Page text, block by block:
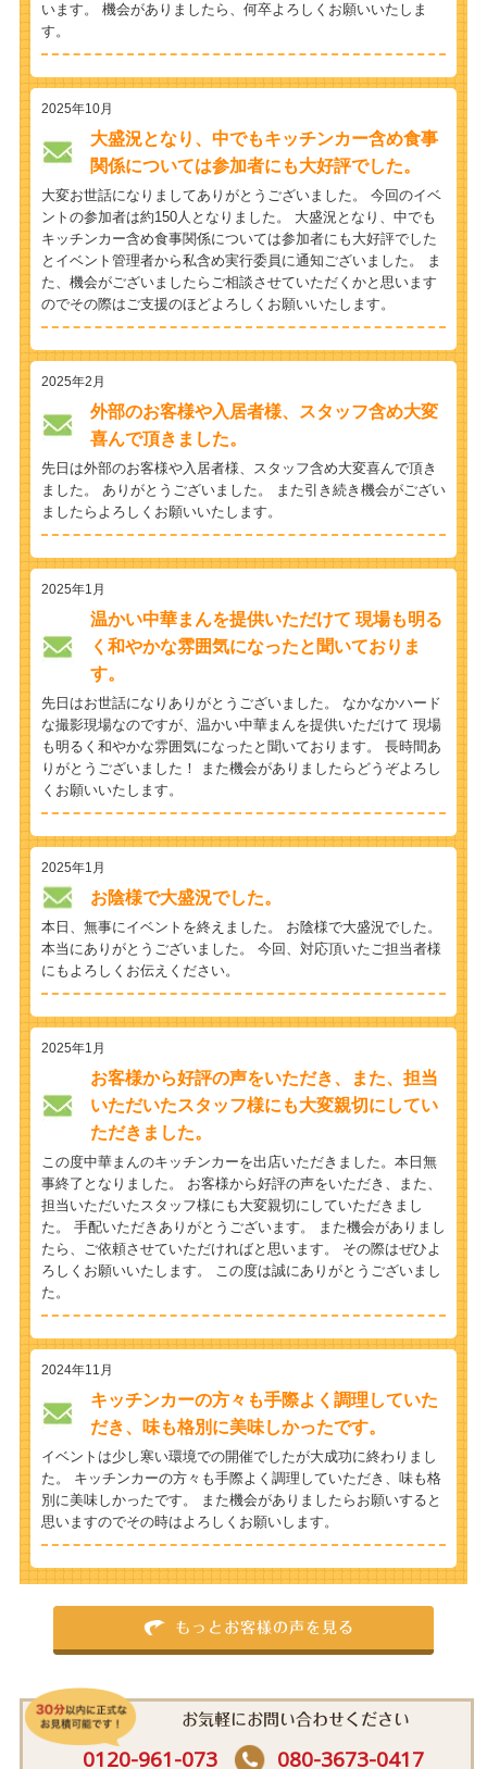
います。 機会がありましたら、何卒よろしくお願いいたしま
す。
2025年10月
大盛況となり、中でもキッチンカー含め食事
関係については参加者にも大好評でした。
大変お世話になりましてありがとうございました。 今回のイベ
ントの参加者は約150人となりました。 大盛況となり、中でも
キッチンカー含め食事関係については参加者にも大好評でした
とイベント管理者から私含め実行委員に通知ございました。 ま
た、機会がございましたらご相談させていただくかと思います
のでその際はご支援のほどよろしくお願いいたします。
2025年2月
外部のお客様や入居者様、スタッフ含め大変
喜んで頂きました。
先日は外部のお客様や入居者様、スタッフ含め大変喜んで頂き
ました。 ありがとうございました。 また引き続き機会がござい
ましたらよろしくお願いいたします。
2025年1月
温かい中華まんを提供いただけて 現場も明る
く和やかな雰囲気になったと聞いておりま
す。
先日はお世話になりありがとうございました。 なかなかハード
な撮影現場なのですが、温かい中華まんを提供いただけて 現場
も明るく和やかな雰囲気になったと聞いております。 長時間あ
りがとうございました！ また機会がありましたらどうぞよろし
くお願いいたします。
2025年1月
お陰様で大盛況でした。
本日、無事にイベントを終えました。 お陰様で大盛況でした。
本当にありがとうございました。 今回、対応頂いたご担当者様
にもよろしくお伝えください。
2025年1月
お客様から好評の声をいただき、また、担当
いただいたスタッフ様にも大変親切にしてい
ただきました。
この度中華まんのキッチンカーを出店いただきました。本日無
事終了となりました。 お客様から好評の声をいただき、また、
担当いただいたスタッフ様にも大変親切にしていただきまし
た。 手配いただきありがとうございます。 また機会がありまし
たら、ご依頼させていただければと思います。 その際はぜひよ
ろしくお願いいたします。 この度は誠にありがとうございまし
た。
2024年11月
キッチンカーの方々も手際よく調理していた
だき、味も格別に美味しかったです。
イベントは少し寒い環境での開催でしたが大成功に終わりまし
た。 キッチンカーの方々も手際よく調理していただき、味も格
別に美味しかったです。 また機会がありましたらお願いすると
思いますのでその時はよろしくお願いします。
もっとお客様の声を見る
お気軽にお問い合わせください
080-3673-0417
0120-961-073